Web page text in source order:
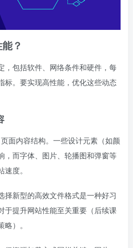
？
，包括软件、网络条件和硬件，每
标。要实现高性能，优化这些动态
面内容结构。一些设计元素（如颜
，而字体、图片、轮播图和弹窗等
度。
择新型的高效文件格式是一种好习
于提升网站性能至关重要（后续课
）。